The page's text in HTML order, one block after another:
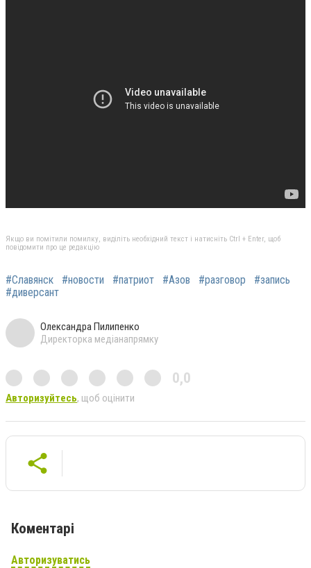
Якщо ви помітили помилку, виділіть необхідний текст і натисніть Ctrl + Enter, щоб
повідомити про це редакцію
#Славянск #новости #патриот #Азов #разговор
#запись
#диверсант
Олександра Пилипенко
Директорка медіанапрямку
0,0
Авторизуйтесь, щоб оцінити
Коментарі
Авторизуватись